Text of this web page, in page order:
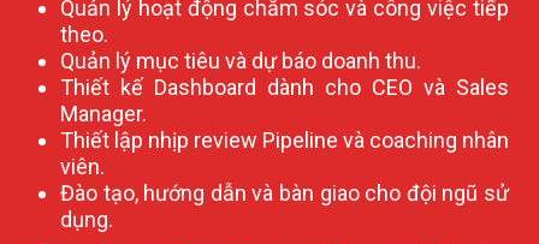
Quản lý hoạt động chăm sóc và công việc tiếp
theo.
Quản lý mục tiêu và dự báo doanh thu.
Thiết kế Dashboard dành cho CEO và Sales
Manager.
Thiết lập nhịp review Pipeline và coaching nhân
viên.
Đào tạo, hướng dẫn và bàn giao cho đội ngũ sử
dụng.